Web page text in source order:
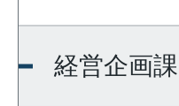
経営企画課